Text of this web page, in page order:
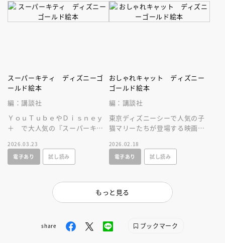
スーパーキティ ディズニーゴ
ールド絵本
編：講談社
ＹｏｕＴｕｂｅやＤｉｓｎｅｙ
＋ で大人気の『スーパーキテ
場！ 読みきかせや、はじめて
のひとり読みに！
2026.03.23
電子あり
試し読み
おしゃれキャット ディズニー
ゴールド絵本
編：講談社
東京ディズニーシーで人気の子
猫マリーたちが登場する映画
す。原作を知るとさらにパーク
を楽しめます！
2026.02.18
電子あり
試し読み
もっと見る
share ブックマーク